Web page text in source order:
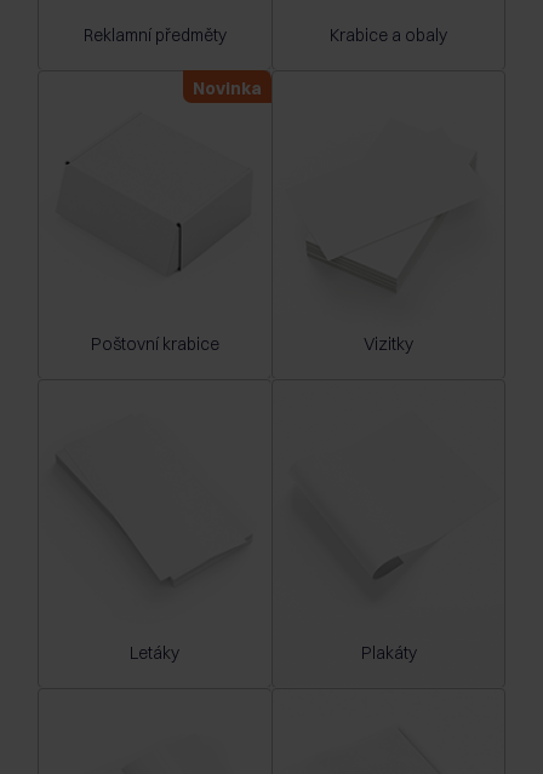
Reklamní předměty Krabice a obaly
Novinka
Poštovní krabice Vizitky
Letáky Plakáty